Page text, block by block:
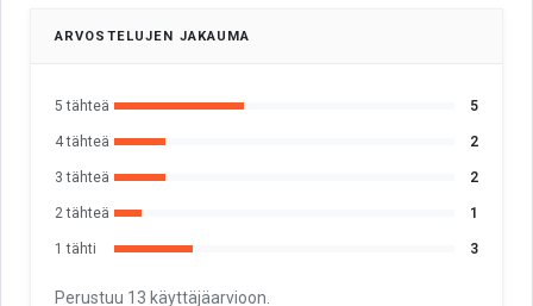
ARVOSTELUJEN JAKAUMA
5 tähteä 5
4 tähteä 2
3 tähteä 2
2 tähteä 1
1 tähti 3
Perustuu 13 käyttäjäarvioon.